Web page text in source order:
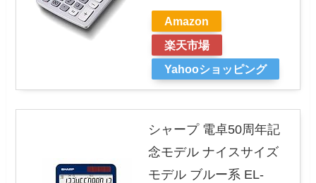
Amazon
楽天市場
Yahooショッピング
シャープ 電卓50周年記
念モデル ナイスサイズ
モデル ブルー系 EL-